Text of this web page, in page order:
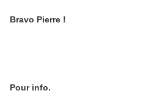
Bravo Pierre !
Pour info.